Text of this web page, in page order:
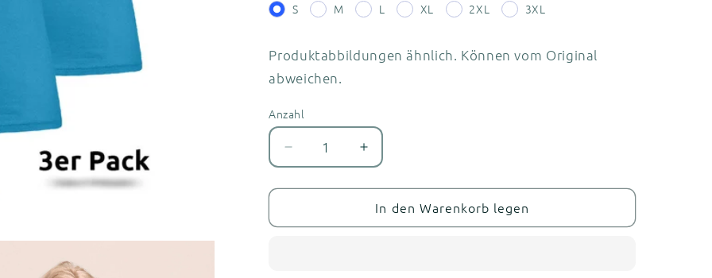
S
M L XL 2XL 3XL
Produktabbildungen ähnlich. Können vom Original
abweichen.
Anzahl
Anzahl
Verringere
die
Menge
Damen
Erhöhe
die
Menge
für
Damen
In den Warenkorb legen